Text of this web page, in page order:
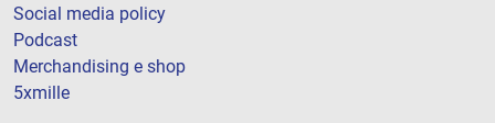
Social media policy
Podcast
Merchandising e shop
5xmille